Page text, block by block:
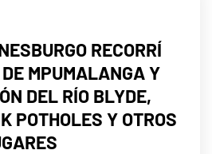
RECORRÍ
MPUMALANGA Y
DEL RÍO BLYDE,
POTHOLES Y OTROS